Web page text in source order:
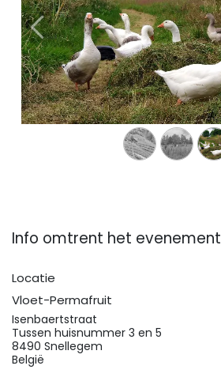
Vorige
Info omtrent het evenement
Locatie
Vloet-Permafruit
Isenbaertstraat
Tussen huisnummer 3 en 5
8490 Snellegem
België